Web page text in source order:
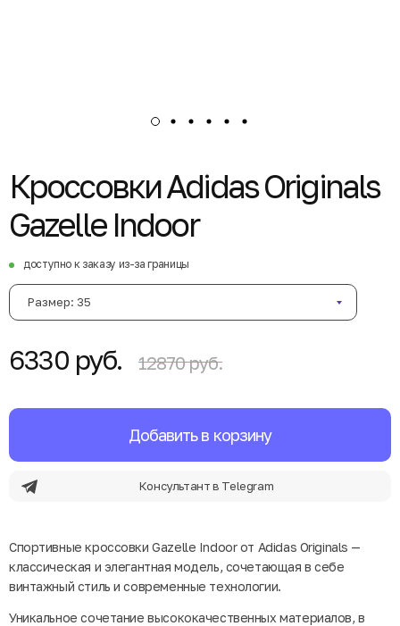
Кроссовки Adidas Originals
Gazelle Indoor
доступно к заказу из-за границы
Размер: 35
6330 руб. 12870 руб.
Добавить в корзину
Консультант в Telegram
Спортивные кроссовки Gazelle Indoor от Adidas Originals —
классическая и элегантная модель, сочетающая в себе
винтажный стиль и современные технологии.
Уникальное сочетание высококачественных материалов, в